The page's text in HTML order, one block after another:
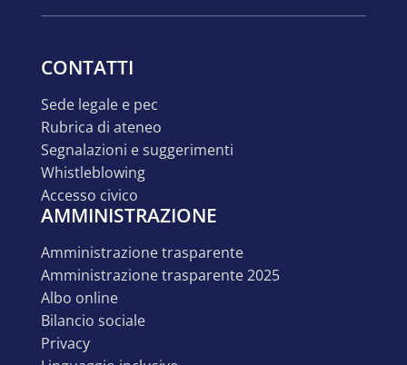
CONTATTI
sede legale e pec
rubrica di ateneo
segnalazioni e suggerimenti
whistleblowing
accesso civico
AMMINISTRAZIONE
amministrazione trasparente
amministrazione trasparente 2025
albo online
bilancio sociale
privacy